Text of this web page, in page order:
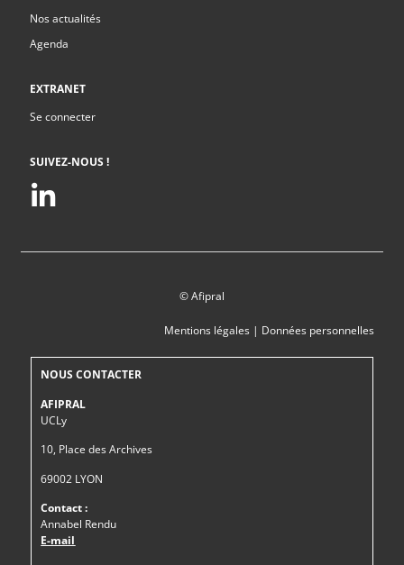
Nos actualités
Agenda
EXTRANET
Se connecter
SUIVEZ-NOUS !
© Afipral
Mentions légales| Données personnelles
NOUS CONTACTER
AFIPRAL
UCLy
10, Place des Archives
69002 LYON
Contact :
Annabel Rendu
E-mail